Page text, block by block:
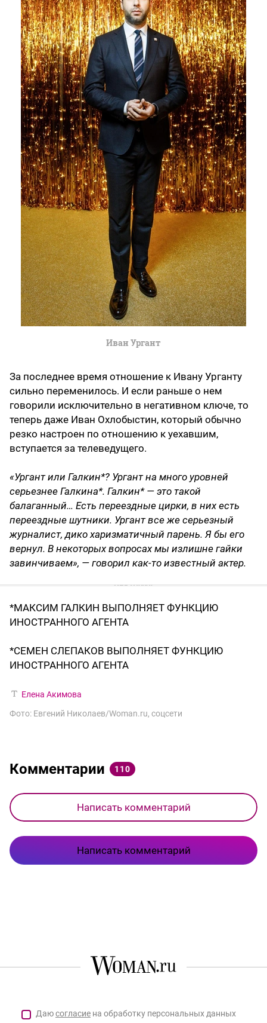
Иван Ургант
За последнее время отношение к Ивану Урганту
сильно переменилось. И если раньше о нем
говорили исключительно в негативном ключе, то
теперь даже Иван Охлобыстин, который обычно
резко настроен по отношению к уехавшим,
вступается за телеведущего.
«Ургант или Галкин*? Ургант на много уровней
серьезнее Галкина*. Галкин* — это такой
балаганный… Есть переездные цирки, в них есть
переездные шутники. Ургант все же серьезный
журналист, дико харизматичный парень. Я бы его
вернул. В некоторых вопросах мы излишне гайки
завинчиваем», — говорил как-то известный актер.
*МАКСИМ ГАЛКИН ВЫПОЛНЯЕТ ФУНКЦИЮ
ИНОСТРАННОГО АГЕНТА
*СЕМЕН СЛЕПАКОВ ВЫПОЛНЯЕТ ФУНКЦИЮ
ИНОСТРАННОГО АГЕНТА
Елена Акимова
Фото: Евгений Николаев/Woman.ru, соцсети
Комментарии 110
Написать комментарий
Написать комментарий
Даюсогласие на обработку персональных данных